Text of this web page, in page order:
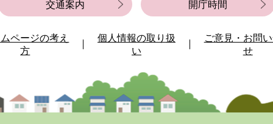
交通案内 開庁時間
ページの考え
方
個人情報の取り扱
い
ご意見・お問
せ